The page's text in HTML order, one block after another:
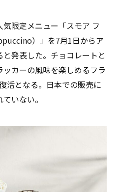
限定メニュー「スモア フ
）」を7月1日からア
発表した。チョコレートと
カーの風味を楽しめるフラ
活となる。日本での販売に
いない。